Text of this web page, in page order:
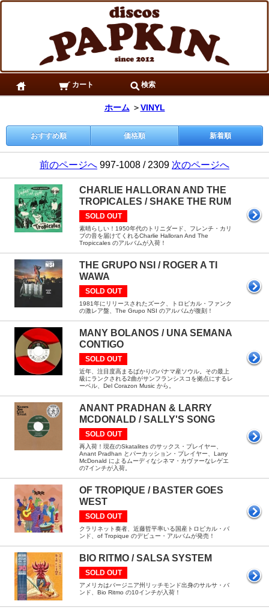
カート 検索
ホーム ＞VINYL
おすすめ順 価格順 新着順
前のページへ 997-1008 / 2309 次のページへ
CHARLIE HALLORAN AND THE
TROPICALES / SHAKE THE RUM
SOLD OUT
素晴らしい！1950年代のトリニダード、フレンチ・カリ
ブの音を届けてくれるCharlie Halloran And The
Tropiccales のアルバムが入荷！
THE GRUPO NSI / ROGER A TI
WAWA
SOLD OUT
1981年にリリースされたズーク、トロピカル・ファンク
の激レア盤、The Grupo NSI のアルバムが復刻！
MANY BOLANOS / UNA SEMANA
CONTIGO
SOLD OUT
近年、注目度高まるばかりのパナマ産ソウル。その最上
級にランクされる2曲がサンフランシスコを拠点にするレ
ーベル、Del Corazon Music から。
ANANT PRADHAN & LARRY
MCDONALD / SALLY'S SONG
SOLD OUT
再入荷！現在のSkatalites のサックス・プレイヤー、
Anant Pradhan とパーカッション・プレイヤー、Larry
McDonald によるムーディなシネマ・カヴァーなレゲエ
の7インチが入荷。
OF TROPIQUE / BASTER GOES
WEST
SOLD OUT
クラリネット奏者、近藤哲平率いる国産トロピカル・バ
ンド、of Tropique のデビュー・アルバムが発売！
BIO RITMO / SALSA SYSTEM
SOLD OUT
アメリカはバージニア州リッチモンド出身のサルサ・バ
ンド、Bio Ritmo の10インチが入荷！